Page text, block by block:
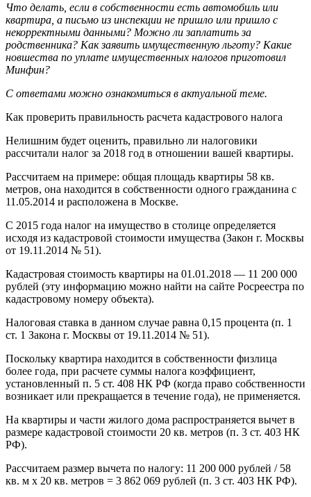
Что делать, если в собственности есть автомобиль или
квартира, а письмо из инспекции не пришло или пришло с
некорректными данными? Можно ли заплатить за
родственника? Как заявить имущественную льготу? Какие
новшества по уплате имущественных налогов приготовил
Минфин?
С ответами можно ознакомиться в актуальной теме.
Как проверить правильность расчета кадастрового налога
Нелишним будет оценить, правильно ли налоговики
рассчитали налог за 2018 год в отношении вашей квартиры.
Рассчитаем на примере: общая площадь квартиры 58 кв.
метров, она находится в собственности одного гражданина с
11.05.2014 и расположена в Москве.
С 2015 года налог на имущество в столице определяется
исходя из кадастровой стоимости имущества (Закон г. Москвы
от 19.11.2014 № 51).
Кадастровая стоимость квартиры на 01.01.2018 — 11 200 000
рублей (эту информацию можно найти на сайте Росреестра по
кадастровому номеру объекта).
Налоговая ставка в данном случае равна 0,15 процента (п. 1
ст. 1 Закона г. Москвы от 19.11.2014 № 51).
Поскольку квартира находится в собственности физлица
более года, при расчете суммы налога коэффициент,
установленный п. 5 ст. 408 НК РФ (когда право собственности
возникает или прекращается в течение года), не применяется.
На квартиры и части жилого дома распространяется вычет в
размере кадастровой стоимости 20 кв. метров (п. 3 ст. 403 НК
РФ).
Рассчитаем размер вычета по налогу: 11 200 000 рублей / 58
кв. м х 20 кв. метров = 3 862 069 рублей (п. 3 ст. 403 НК РФ).